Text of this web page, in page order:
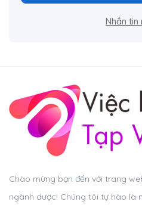
Nhắn tin
Chào mừng bạn đến với trang
ngành dược! Chúng tôi tự hào là